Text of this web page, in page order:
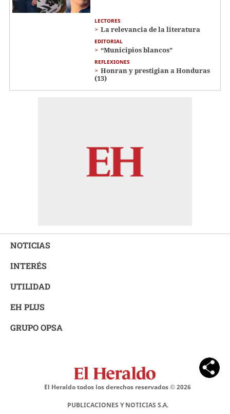
LECTORES
La relevancia de la literatura
EDITORIAL
“Municipios blancos”
REFLEXIONES
Honran y prestigian a Honduras
(13)
NOTICIAS
INTERÉS
UTILIDAD
EH PLUS
GRUPO OPSA
El Heraldo todos los derechos reservados ©2026
PUBLICACIONES Y NOTICIAS S.A.